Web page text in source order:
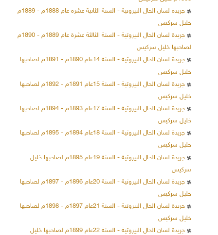
جريدة لسان الحال البيروتية - السنة الثانية عشرة عام 1888م - 1889م
خليل سركيس
جريدة لسان الحال البيروتية - السنة الثالثة عشرة عام 1889م - 1890م
لصاحبها خليل سركيس
جريدة لسان الحال البيروتية - السنة 14عام 1890م - 1891م لصاحبها
خليل سركيس
جريدة لسان الحال البيروتية - السنة 15عام 1891م - 1892م لصاحبها
خليل سركيس
جريدة لسان الحال البيروتية - السنة 17عام 1893م - 1894م لصاحبها
خليل سركيس
جريدة لسان الحال البيروتية - السنة 18عام 1894م - 1895م لصاحبها
خليل سركيس
جريدة لسان الحال البيروتية - السنة 19عام 1895م لصاحبها خليل
سركيس
جريدة لسان الحال البيروتية - السنة 20عام 1896م - 1897م لصاحبها
خليل سركيس
جريدة لسان الحال البيروتية - السنة 21عام 1897م - 1898م لصاحبها
خليل سركيس
جريدة لسان الحال البيروتية - السنة 22عام 1899م لصاحبها خليل